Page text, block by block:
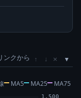
ンクから ↑ ↓ ×
MA5 MA25 MA75